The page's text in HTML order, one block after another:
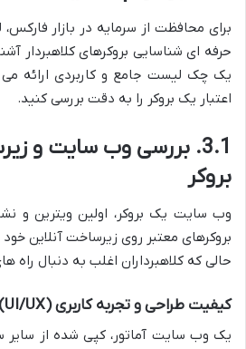
برای محافظت از سرمایه در بازار
حرفه ای شناسایی بروکرهای کلاهبردار
یک چک لیست جامع و کاربردی ارائه
اعتبار یک بروکر را به دقت بررسی کنید.
3.1. بررسی وب سایت و
بروکر
وب سایت یک بروکر، اولین ویترین و
بروکرهای معتبر روی زیرساخت آنلاین
حالی که کلاهبرداران اغلب به دنبال راه
کیفیت طراحی و تجربه کاربری (UI/UX)
یک وب سایت آماتور، کپی شده از سایر